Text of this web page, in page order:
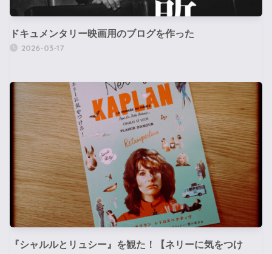
ドキュメンタリー映画用のブログを作った
2026-03-17
『シャルルとリュシー』を観た！【ネリーに気をつけ